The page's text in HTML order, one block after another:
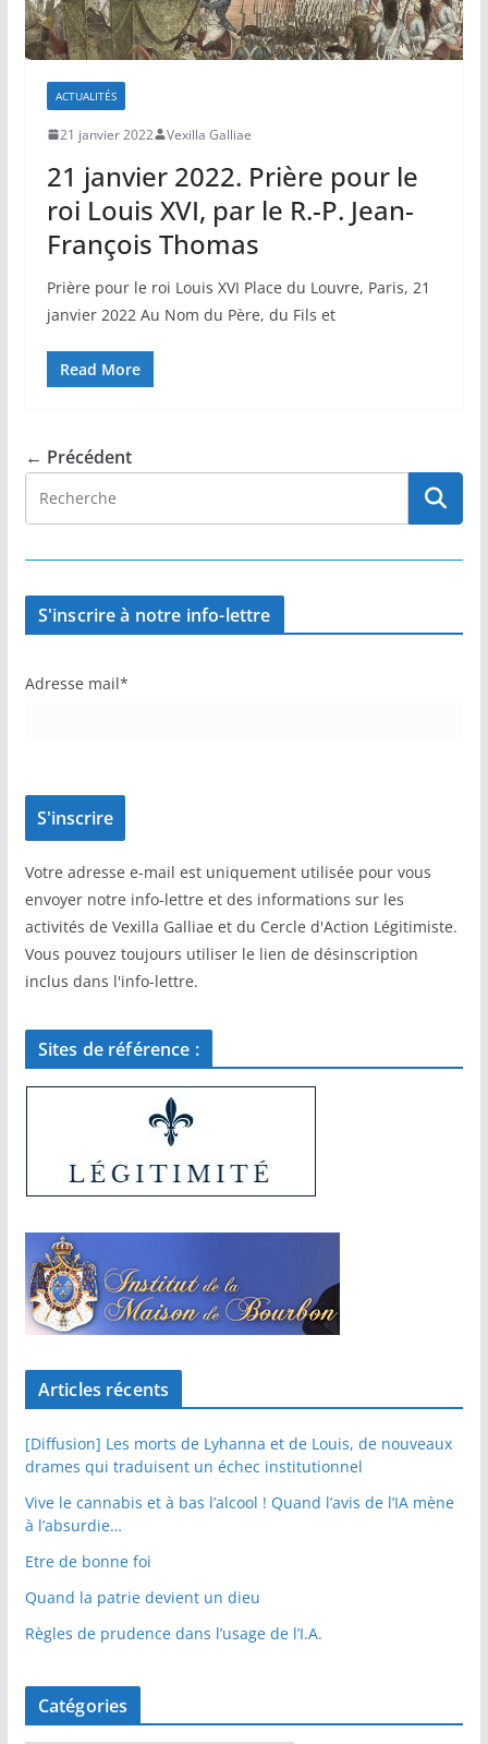
ACTUALITÉS
21 janvier 2022 Vexilla Galliae
21 janvier 2022. Prière pour le
roi Louis XVI, par le R.-P. Jean-
François Thomas
Prière pour le roi Louis XVI Place du Louvre, Paris, 21
janvier 2022 Au Nom du Père, du Fils et
Read More
← Précédent
S'inscrire à notre info-lettre
Adresse mail*
Votre adresse e-mail est uniquement utilisée pour vous
envoyer notre info-lettre et des informations sur les
activités de Vexilla Galliae et du Cercle d'Action Légitimiste.
Vous pouvez toujours utiliser le lien de désinscription
inclus dans l'info-lettre.
Sites de référence :
Articles récents
[Diffusion] Les morts de Lyhanna et de Louis, de nouveaux
drames qui traduisent un échec institutionnel
Vive le cannabis et à bas l’alcool ! Quand l’avis de l’IA mène
à l’absurdie…
Etre de bonne foi
Quand la patrie devient un dieu
Règles de prudence dans l’usage de l’I.A.
Catégories